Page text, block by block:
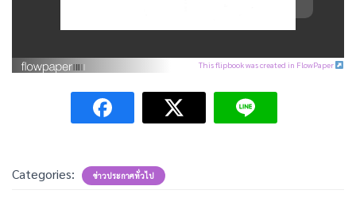
This flipbook was created in FlowPaper
Categories: ข่าวประกาศทั่วไป